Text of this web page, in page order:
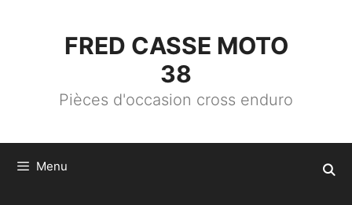
FRED CASSE MOTO
38
Pièces d'occasion cross enduro
Menu